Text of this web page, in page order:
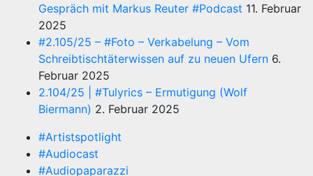
Gespräch mit Markus Reuter #Podcast 11. Februar
2025
#2.105/25 – #Foto – Verkabelung – Vom
Schreibtischtäterwissen auf zu neuen Ufern 6.
Februar 2025
2.104/25 | #Tulyrics – Ermutigung (Wolf
Biermann) 2. Februar 2025
#Artistspotlight
#Audiocast
#Audiopaparazzi